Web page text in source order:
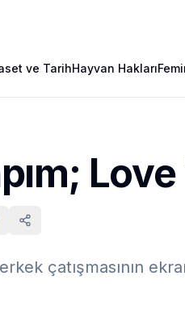
ve TarihHayvan Hakları
çatışmasının